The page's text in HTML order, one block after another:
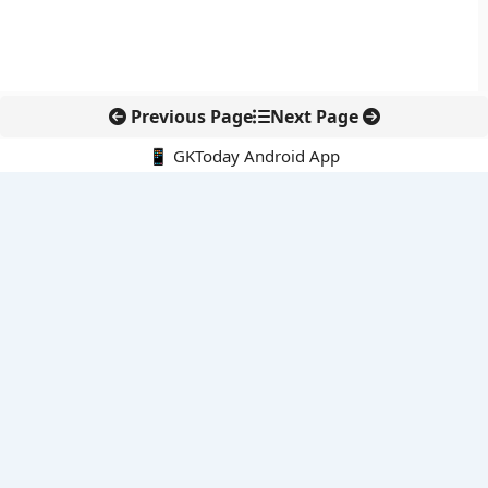
Previous Page Next Page
📱 GKToday Android App